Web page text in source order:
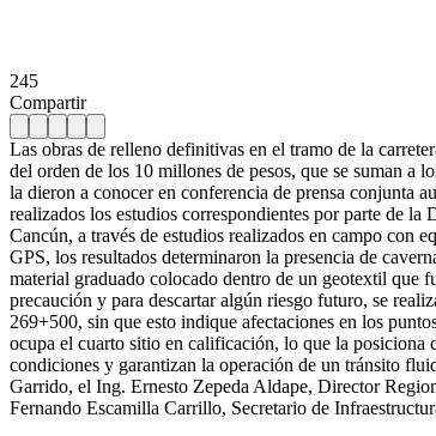
245
Compartir
Las obras de relleno definitivas en el tramo de la
del orden de los 10 millones de pesos, que se suman a
la dieron a conocer en conferencia de prensa conjunta
realizados los estudios correspondientes por parte de
Cancún, a través de estudios realizados en campo con
GPS, los resultados determinaron la presencia de
material graduado colocado dentro de un geotextil que
precaución y para descartar algún riesgo futuro, se
269+500, sin que esto indique afectaciones en los
ocupa el cuarto sitio en calificación, lo que la posiciona
condiciones y garantizan la operación de un tránsito
Garrido, el Ing. Ernesto Zepeda Aldape, Director
Fernando Escamilla Carrillo, Secretario de